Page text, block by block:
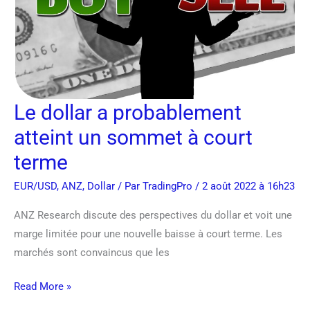
Le dollar a probablement
atteint un sommet à court
terme
EUR/USD, ANZ, Dollar / Par TradingPro / 2 août 2022 à 16h23
ANZ Research discute des perspectives du dollar et voit une
marge limitée pour une nouvelle baisse à court terme. Les
marchés sont convaincus que les
sommet
à
court
terme
Read More »